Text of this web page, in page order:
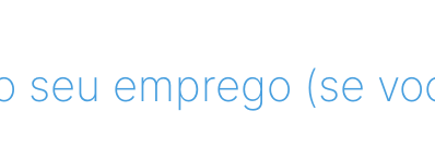
seu emprego (se